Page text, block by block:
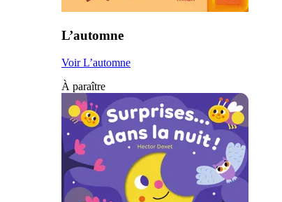
L’automne
Voir L’automne
À paraître